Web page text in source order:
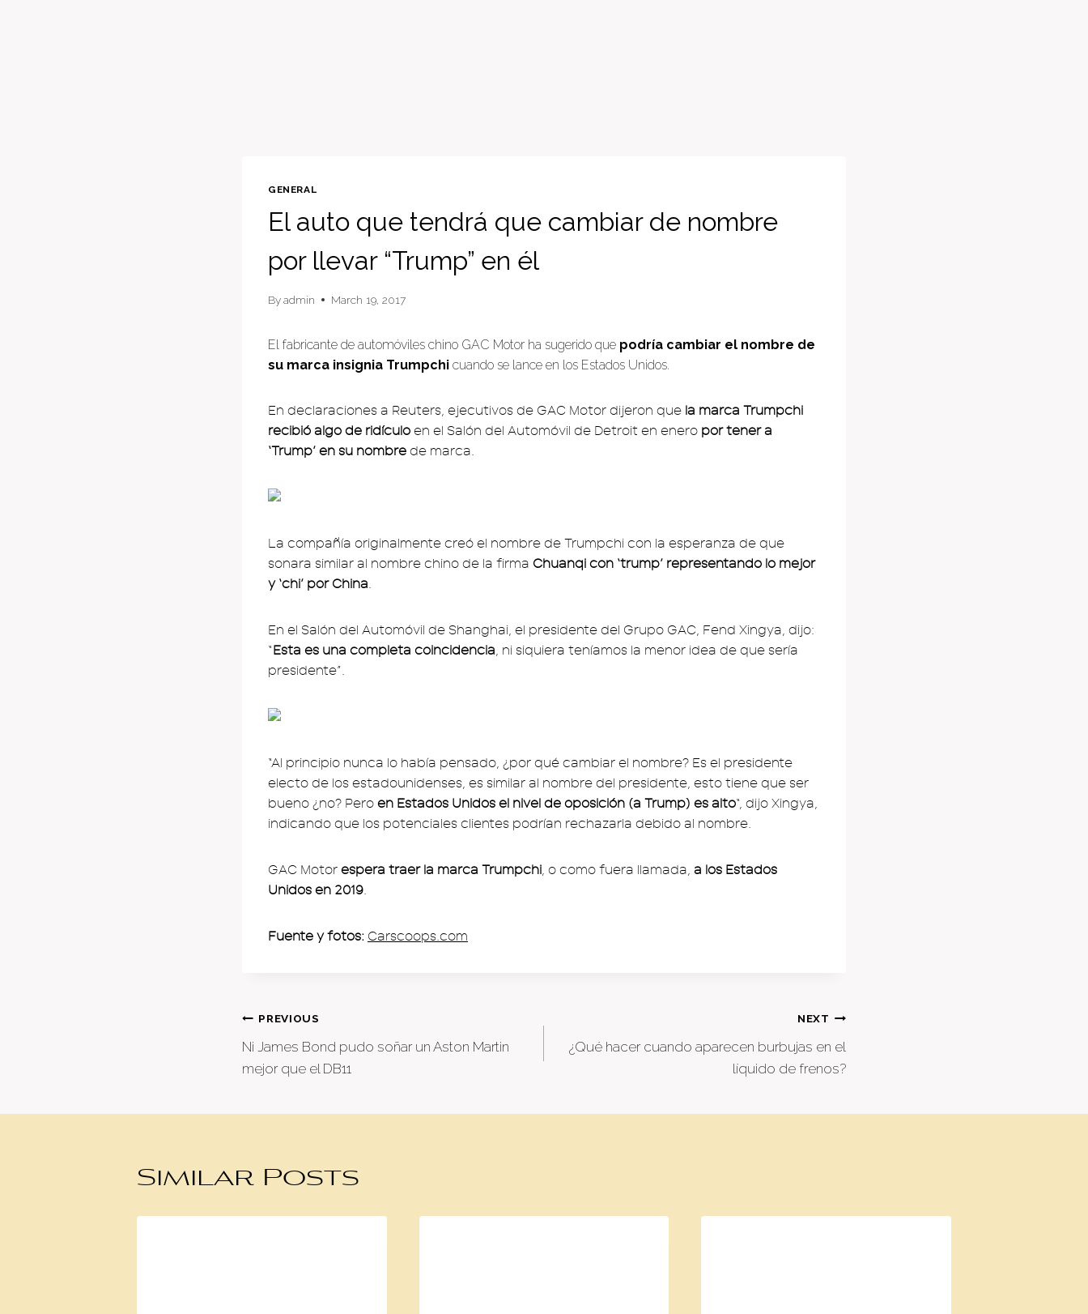
GENERAL
El auto que tendrá que cambiar de nombre
por llevar “Trump” en él
Byadmin March 19, 2017
El fabricante de automóviles chino GAC Motor ha sugerido que podría cambiar el nombre de
su marca insignia Trumpchi cuando se lance en los Estados Unidos.
En declaraciones a Reuters, ejecutivos de GAC Motor dijeron que la marca Trumpchi
recibió algo de ridículo en el Salón del Automóvil de Detroit en enero por tener a
‘Trump’ en su nombre de marca.
La compañía originalmente creó el nombre de Trumpchi con la esperanza de que
sonara similar al nombre chino de la firma Chuanqi con ‘trump’ representando lo mejor
y ‘chi’ por China.
En el Salón del Automóvil de Shanghai, el presidente del Grupo GAC, Fend Xingya, dijo:
“Esta es una completa coincidencia, ni siquiera teníamos la menor idea de que sería
presidente”.
“Al principio nunca lo había pensado, ¿por qué cambiar el nombre? Es el presidente
electo de los estadounidenses, es similar al nombre del presidente, esto tiene que ser
bueno ¿no? Pero en Estados Unidos el nivel de oposición (a Trump) es alto“, dijo Xingya,
indicando que los potenciales clientes podrían rechazarla debido al nombre.
GAC Motor espera traer la marca Trumpchi, o como fuera llamada, a los Estados
Unidos en 2019.
Fuente y fotos: Carscoops.com
Post
navigation
PREVIOUS
Ni James Bond pudo soñar un Aston Martin
mejor que el DB11
NEXT
¿Qué hacer cuando aparecen burbujas en el
líquido de frenos?
Similar Posts